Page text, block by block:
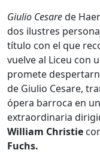
Giulio Cesarede
dos ilustres
título con el que
vuelve al Liceu con
promete
de Giulio Cesare,
ópera barroca en
extraordinaria
William Christie
Fuchs.